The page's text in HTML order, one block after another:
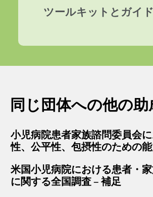
ツールキットとガイド
同じ団体への他の助
小児病院患者家族諮問委員会
性、公平性、包摂性のための
米国小児病院における患者・
に関する全国調査 – 補足